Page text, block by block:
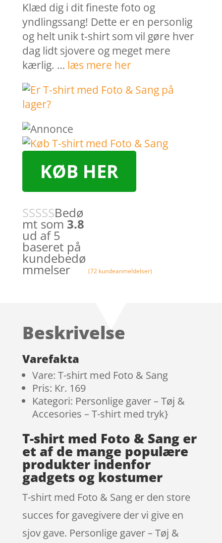
Klæd dig i dit fineste foto og
yndlingssang! Dette er en personlig
og helt unik t-shirt som vil gøre hver
dag lidt sjovere og meget mere
kærlig. … læs mere her
KØB HER
Bedø
mt som 3.8
ud af 5
baseret på
kundebedø
mmelser (72 kundeanmeldelser)
Beskrivelse
Varefakta
Vare: T-shirt med Foto & Sang
Pris: Kr. 169
Kategori: Personlige gaver – Tøj &
Accesories – T-shirt med tryk}
T-shirt med Foto & Sang er
et af de mange populære
produkter indenfor
gadgets og kostumer
T-shirt med Foto & Sang er den store
succes for gavegivere der vi give en
sjov gave. Personlige gaver – Tøj &